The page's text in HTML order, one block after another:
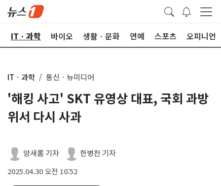
ITㆍ과학 바이오 생활ㆍ문화 연예 스포츠 오피니언
ITㆍ과학 통신ㆍ뉴미디어
'해킹 사고' SKT 유영상 대표, 국회 과방
위서 다시 사과
양새롬 기자 한병찬 기자
2025.04.30 오전 10:52